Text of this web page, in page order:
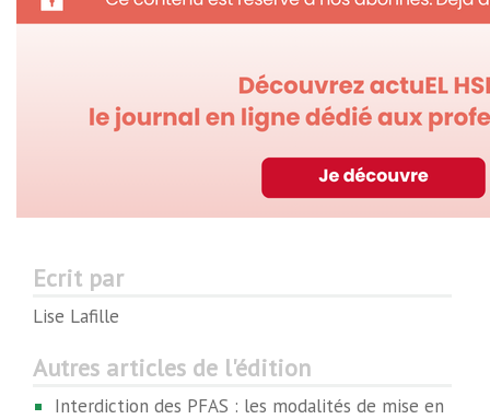
Ecrit par
Lise Lafille
Autres articles de l'édition
Interdiction des PFAS : les modalités de mise en